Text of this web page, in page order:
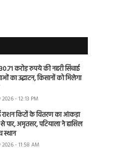
करोड़ रुपये की नहरी सिंचाई
का उद्घाटन, किसानों को मिलेगा
- 12:13 PM
राशन किटों के वितरण का आंकड़ा
पार, अमृतसर, पटियाला ने हासिल
स्थान
2026 - 11:58 AM